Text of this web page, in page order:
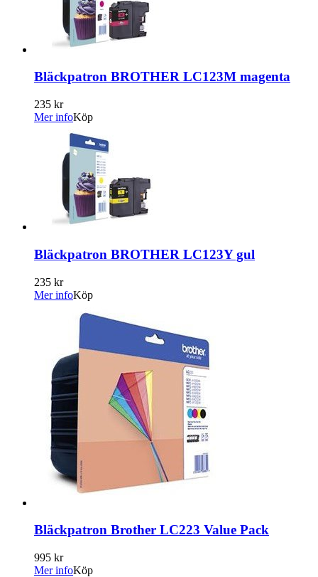
Bläckpatron BROTHER LC123M magenta
235 kr
Mer infoKöp
Bläckpatron BROTHER LC123Y gul
235 kr
Mer infoKöp
Bläckpatron Brother LC223 Value Pack
995 kr
Mer infoKöp